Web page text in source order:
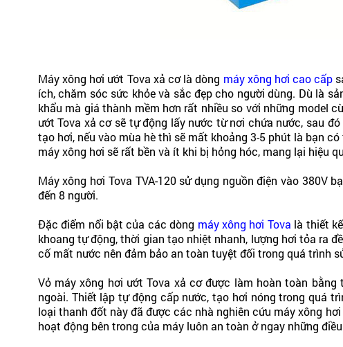
Máy xông hơi ướt Tova xả cơ là dòng máy xông hơi cao cấp
ích, chăm sóc sức khỏe và sắc đẹp cho người dùng. Dù là
khẩu mà giá thành mềm hơn rất nhiều so với những model
ướt Tova xả cơ sẽ tự động lấy nước từ nơi chứa nước, sau
tạo hơi, nếu vào mùa hè thì sẽ mất khoảng 3-5 phút là bạn
máy xông hơi sẽ rất bền và ít khi bị hỏng hóc, mang lại hiệu
Máy xông hơi Tova TVA-120 sử dụng nguồn điện vào 380V
đến 8 người.
Đặc điểm nổi bật của các dòng máy xông hơi Tova là thiết
khoang tự động, thời gian tạo nhiệt nhanh, lượng hơi tỏa ra
cố mất nước nên đảm bảo an toàn tuyệt đối trong quá trình
Vỏ máy xông hơi ướt Tova xả cơ được làm hoàn toàn
ngoài. Thiết lập tự động cấp nước, tạo hơi nóng trong quá
loại thanh đốt này đã được các nhà nghiên cứu máy xông
hoạt động bên trong của máy luôn an toàn ở ngay những